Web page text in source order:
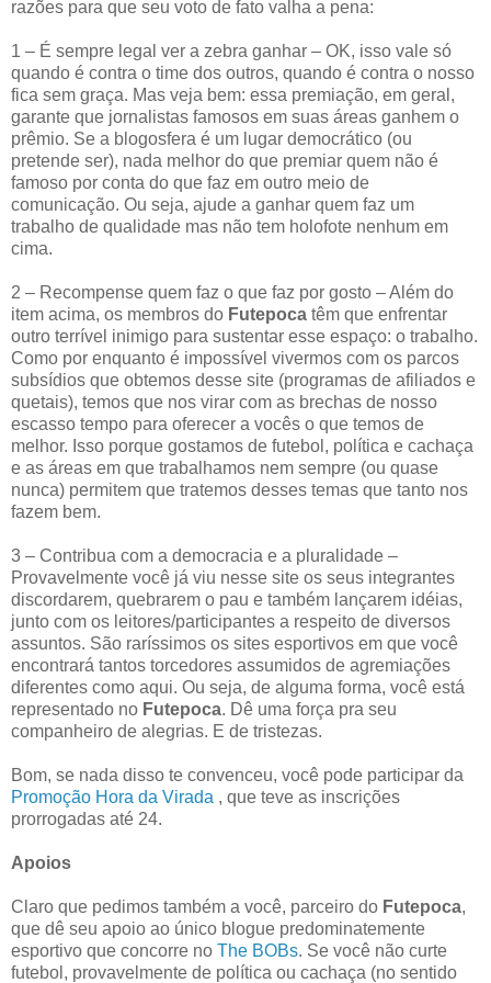
razões para que seu voto de fato valha a pena:
1 – É sempre legal ver a zebra ganhar – OK, isso vale só
quando é contra o time dos outros, quando é contra o nosso
fica sem graça. Mas veja bem: essa premiação, em geral,
garante que jornalistas famosos em suas áreas ganhem o
prêmio. Se a blogosfera é um lugar democrático (ou
pretende ser), nada melhor do que premiar quem não é
famoso por conta do que faz em outro meio de
comunicação. Ou seja, ajude a ganhar quem faz um
trabalho de qualidade mas não tem holofote nenhum em
cima.
2 – Recompense quem faz o que faz por gosto – Além do
item acima, os membros do Futepoca têm que enfrentar
outro terrível inimigo para sustentar esse espaço: o trabalho.
Como por enquanto é impossível vivermos com os parcos
subsídios que obtemos desse site (programas de afiliados e
quetais), temos que nos virar com as brechas de nosso
escasso tempo para oferecer a vocês o que temos de
melhor. Isso porque gostamos de futebol, política e cachaça
e as áreas em que trabalhamos nem sempre (ou quase
nunca) permitem que tratemos desses temas que tanto nos
fazem bem.
3 – Contribua com a democracia e a pluralidade –
Provavelmente você já viu nesse site os seus integrantes
discordarem, quebrarem o pau e também lançarem idéias,
junto com os leitores/participantes a respeito de diversos
assuntos. São raríssimos os sites esportivos em que você
encontrará tantos torcedores assumidos de agremiações
diferentes como aqui. Ou seja, de alguma forma, você está
representado no Futepoca. Dê uma força pra seu
companheiro de alegrias. E de tristezas.
Bom, se nada disso te convenceu, você pode participar da
Promoção Hora da Virada , que teve as inscrições
prorrogadas até 24.
Apoios
Claro que pedimos também a você, parceiro do Futepoca,
que dê seu apoio ao único blogue predominatemente
esportivo que concorre no The BOBs. Se você não curte
futebol, provavelmente de política ou cachaça (no sentido